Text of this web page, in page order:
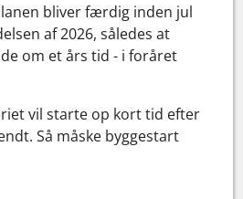
bliver færdig inden jul
af 2026, således at
om et års tid - i foråret
vil starte op kort tid efter
Så måske byggestart